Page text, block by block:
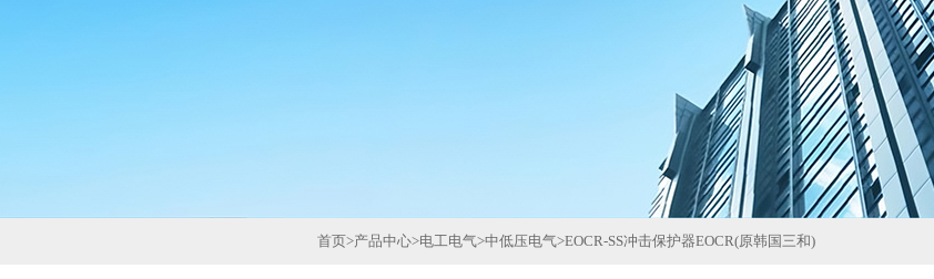
首页>产品中心>电工电气>中低压电气>EOCR-SS冲击保护器EOCR(原韩国三和)